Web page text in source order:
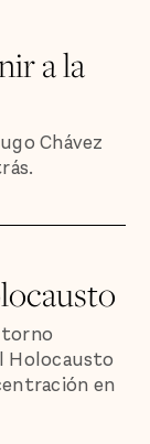
a la
Chávez
torno
Holocausto
en